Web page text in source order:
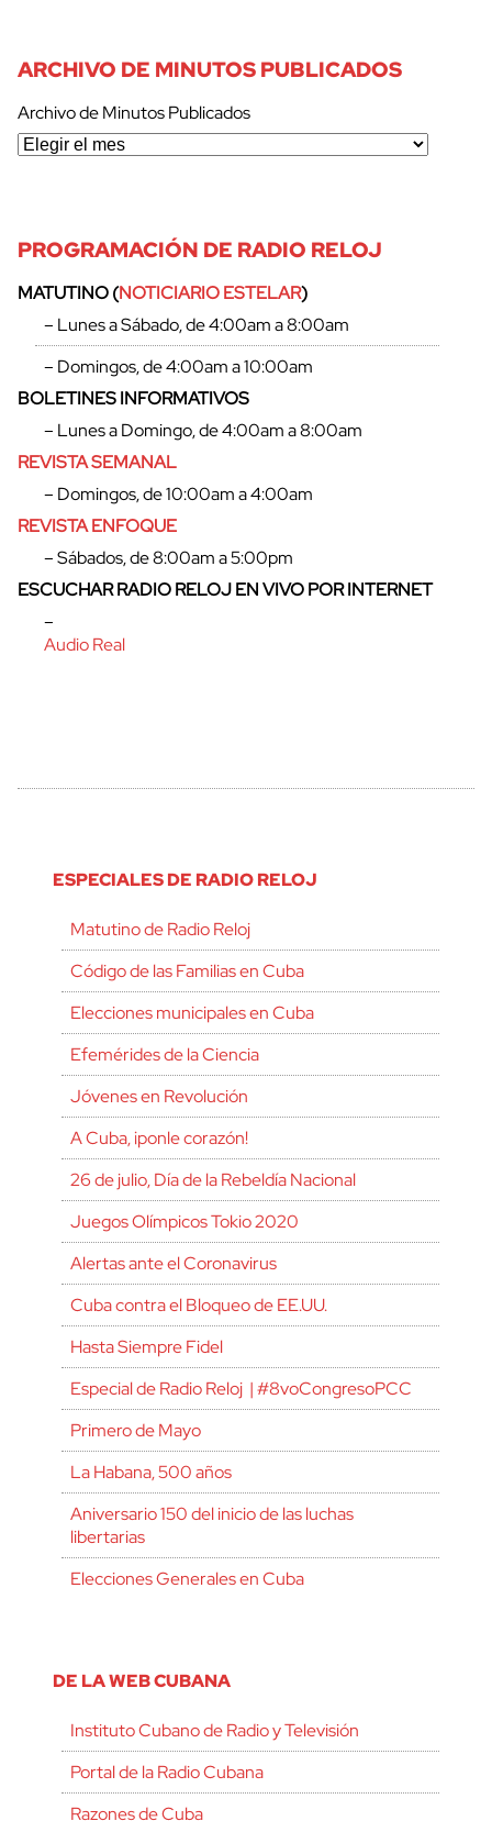
ARCHIVO DE MINUTOS PUBLICADOS
Archivo de Minutos Publicados
PROGRAMACIÓN DE RADIO RELOJ
MATUTINO (NOTICIARIO ESTELAR)
– Lunes a Sábado, de 4:00am a 8:00am
– Domingos, de 4:00am a 10:00am
BOLETINES INFORMATIVOS
– Lunes a Domingo, de 4:00am a 8:00am
REVISTA SEMANAL
– Domingos, de 10:00am a 4:00am
REVISTA ENFOQUE
– Sábados, de 8:00am a 5:00pm
ESCUCHAR RADIO RELOJ EN VIVO POR INTERNET
–
Audio Real
ESPECIALES DE RADIO RELOJ
Matutino de Radio Reloj
Código de las Familias en Cuba
Elecciones municipales en Cuba
Efemérides de la Ciencia
Jóvenes en Revolución
A Cuba, ¡ponle corazón!
26 de julio, Día de la Rebeldía Nacional
Juegos Olímpicos Tokio 2020
Alertas ante el Coronavirus
Cuba contra el Bloqueo de EE.UU.
Hasta Siempre Fidel
Especial de Radio Reloj | #8voCongresoPCC
Primero de Mayo
La Habana, 500 años
Aniversario 150 del inicio de las luchas
libertarias
Elecciones Generales en Cuba
DE LA WEB CUBANA
Instituto Cubano de Radio y Televisión
Portal de la Radio Cubana
Razones de Cuba